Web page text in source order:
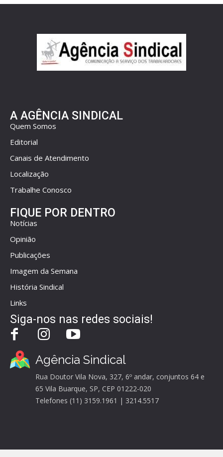
A AGÊNCIA SINDICAL
Quem Somos
Editorial
Canais de Atendimento
Localização
Trabalhe Conosco
FIQUE POR DENTRO
Notícias
Opinião
Publicações
Imagem da Semana
História Sindical
Links
Siga-nos nas redes sociais!
Agência Sindical
Rua Doutor Vila Nova, 327, 6º andar, conjuntos 64 e
65 Vila Buarque, SP, CEP 01222-020
Telefones (11) 3159.1961 | 3214.5517